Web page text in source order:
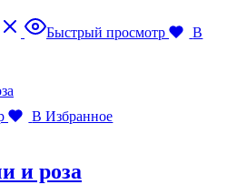
Этот
товар
Быстрый просмотр
В
В Избранное
и роза